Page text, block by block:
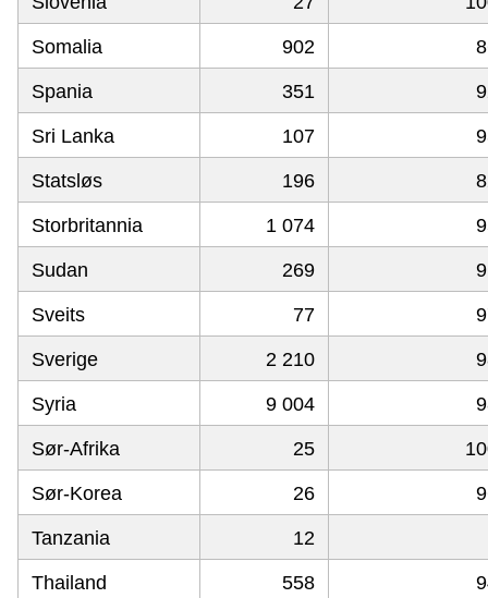
Somalia 902
Spania 351
Sri Lanka 107
Statsløs 196
Storbritannia 1 074
Sudan 269
Sveits 77
Sverige 2 210
Syria 9 004
Sør-Afrika 25
Sør-Korea 26
Tanzania 12
Thailand 558